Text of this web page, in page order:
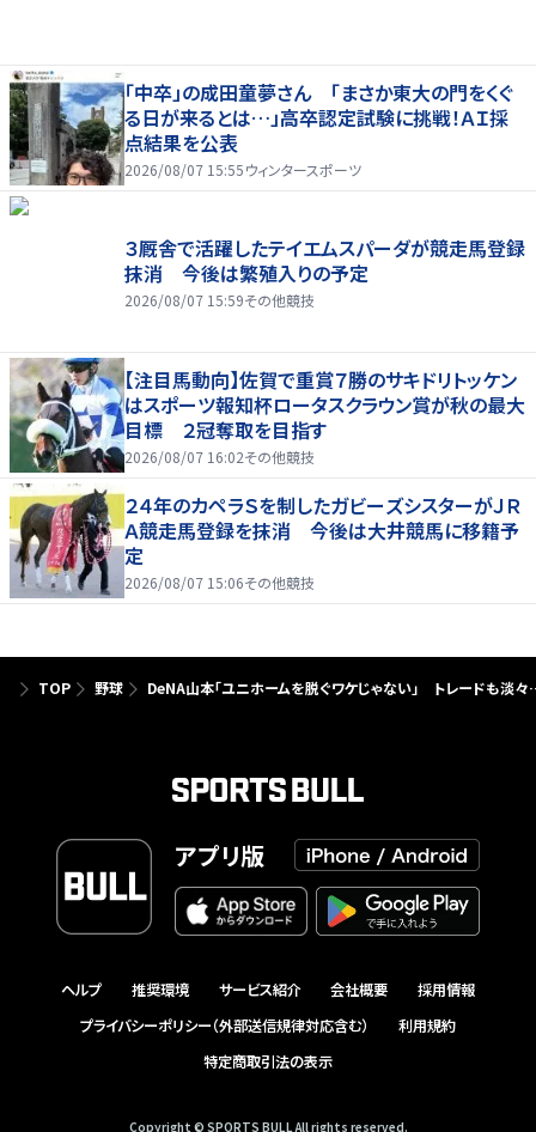
「中卒」の成田童夢さん 「まさか東大の門をくぐ
る日が来るとは…」高卒認定試験に挑戦！ＡＩ採
点結果を公表
2026/08/07 15:55ウィンタースポーツ
３厩舎で活躍したテイエムスパーダが競走馬登録
抹消 今後は繁殖入りの予定
2026/08/07 15:59その他競技
【注目馬動向】佐賀で重賞７勝のサキドリトッケン
はスポーツ報知杯ロータスクラウン賞が秋の最大
目標 ２冠奪取を目指す
2026/08/07 16:02その他競技
２４年のカペラＳを制したガビーズシスターがＪＲ
Ａ競走馬登録を抹消 今後は大井競馬に移籍予
定
2026/08/07 15:06その他競技
TOP 野球 DeNA山本「ユニホームを脱ぐワケじゃない」 トレードも淡々
アプリ版
ヘルプ 推奨環境 サービス紹介 会社概要
採用情報
プライバシーポリシー（外部送信規律対応含む）
利用規約
特定商取引法の表示
Copyright © SPORTS BULL All rights reserved.